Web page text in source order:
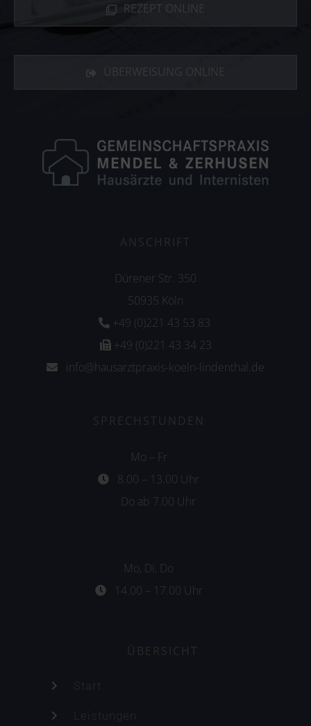
REZEPT ONLINE
ÜBERWEISUNG ONLINE
ANSCHRIFT
Dürener Str. 350
50935 Köln
+49 (0)221 43 53 83
+49 (0)221 43 34 23
info@hausarztpraxis-koeln-lindenthal.de
SPRECHSTUNDEN
Mo – Fr
8.00 – 13.00 Uhr
Do ab 7.00 Uhr
Mo, Di, Do
14.00 – 17.00 Uhr
ÜBERSICHT